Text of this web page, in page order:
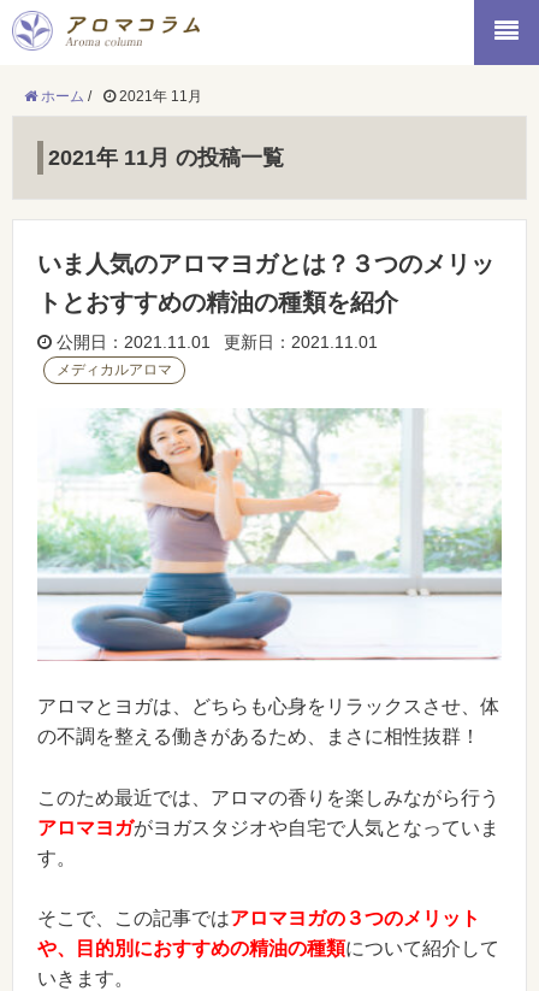
ホーム / 2021年 11月
2021年 11月 の投稿一覧
いま人気のアロマヨガとは？３つのメリッ
トとおすすめの精油の種類を紹介
公開日：2021.11.01 更新日：2021.11.01
メディカルアロマ
アロマとヨガは、どちらも心身をリラックスさせ、体
の不調を整える働きがあるため、まさに相性抜群！
このため最近では、アロマの香りを楽しみながら行う
アロマヨガがヨガスタジオや自宅で人気となっていま
す。
そこで、この記事ではアロマヨガの３つのメリット
や、目的別におすすめの精油の種類について紹介して
いきます。